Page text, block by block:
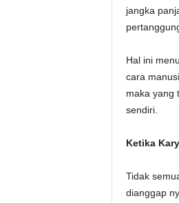
jangka
Hal ini
cara
maka yang
sendiri.
Ketika
Tidak
dianggap